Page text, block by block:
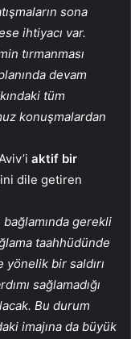
sona
ihtiyacı var.
tırmanması
devam
tüm
konuşmalardan
aktif bir
dile getiren
bağlamında gerekli
taahhüdünde
bir saldırı
sağlamadığı
Bu durum
imajına da büyük